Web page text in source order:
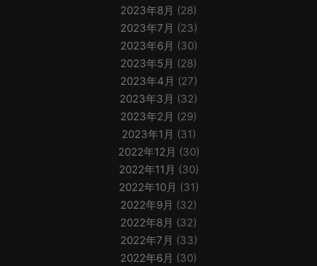
2023年8月 (28)
2023年7月 (23)
2023年6月 (30)
2023年5月 (28)
2023年4月 (27)
2023年3月 (32)
2023年2月 (29)
2023年1月 (31)
2022年12月 (30)
2022年11月 (30)
2022年10月 (31)
2022年9月 (32)
2022年8月 (32)
2022年7月 (33)
2022年6月 (30)